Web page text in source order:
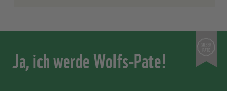
langfristige finanzielle Planung unserer
Aktivitäten vor Ort und weltweit. Mit
Spende:
Plüschtier zum
Ja, ich werde Wolfs-Pate!